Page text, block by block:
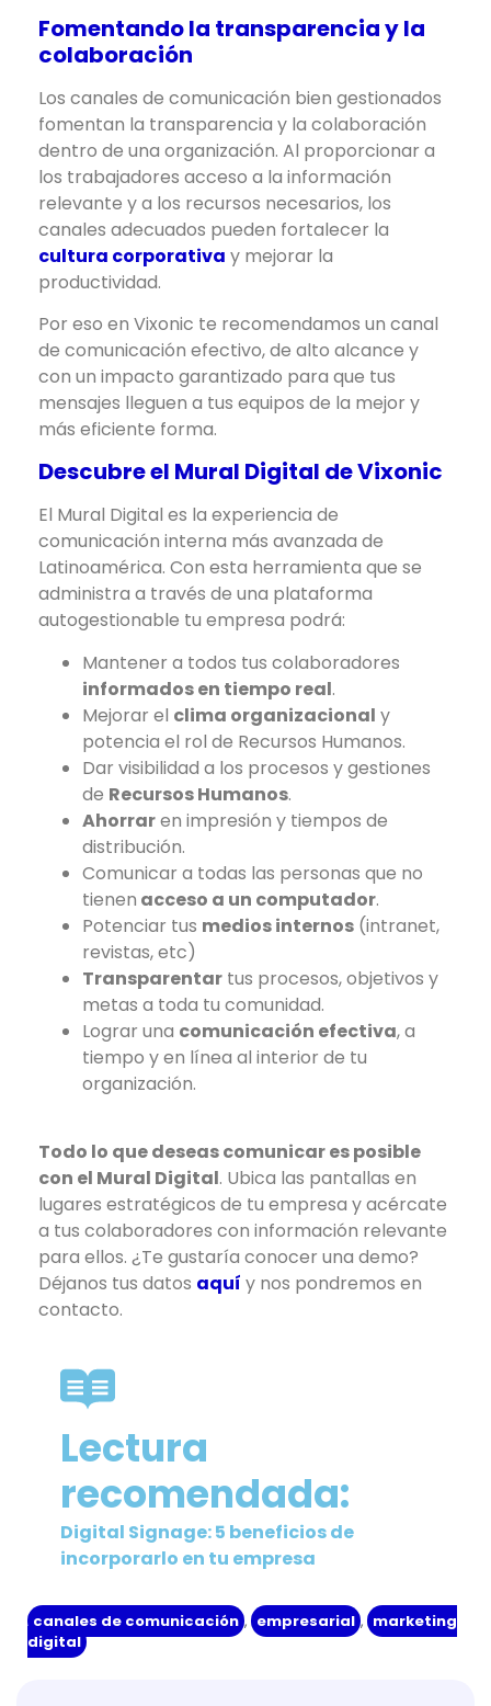
Fomentando la transparencia y la
colaboración
Los canales de comunicación bien gestionados
fomentan la transparencia y la colaboración
dentro de una organización. Al proporcionar a
los trabajadores acceso a la información
relevante y a los recursos necesarios, los
canales adecuados pueden fortalecer la
cultura corporativa y mejorar la
productividad.
Por eso en Vixonic te recomendamos un canal
de comunicación efectivo, de alto alcance y
con un impacto garantizado para que tus
mensajes lleguen a tus equipos de la mejor y
más eficiente forma.
Descubre el Mural Digital de Vixonic
El Mural Digital es la experiencia de
comunicación interna más avanzada de
Latinoamérica. Con esta herramienta que se
administra a través de una plataforma
autogestionable tu empresa podrá:
Mantener a todos tus colaboradores
informados en tiempo real.
Mejorar el clima organizacional y
potencia el rol de Recursos Humanos.
Dar visibilidad a los procesos y gestiones
de Recursos Humanos.
Ahorraren impresión y tiempos de
distribución.
Comunicar a todas las personas que no
tienen acceso a un computador.
Potenciar tus medios internos (intranet,
revistas, etc)
Transparentar tus procesos, objetivos y
metas a toda tu comunidad.
Lograr una comunicación efectiva, a
tiempo y en línea al interior de tu
organización.
Todo lo que deseas comunicar es posible
con el Mural Digital. Ubica las pantallas en
lugares estratégicos de tu empresa y acércate
a tus colaboradores con información relevante
para ellos. ¿Te gustaría conocer una demo?
Déjanos tus datos aquí y nos pondremos en
contacto.
Lectura
recomendada:
Digital Signage: 5 beneficios de
incorporarlo en tu empresa
canales de comunicación , empresarial , marketing
digital